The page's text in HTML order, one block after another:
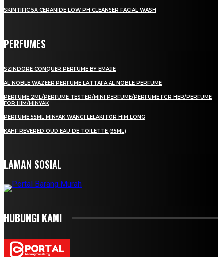
SKINTIFIC 5X CERAMIDE LOW PH CLEANSER FACIAL WASH
PERFUMES
SZINDORE CONQUER PERFUME BY EMAJIE
AL NOBLE WAZEER PERFUME LATTAFA AL NOBLE PERFUME
PERFUME 2ML/PERFUME TESTER/MINI PERFUME/PERFUME FOR HER/PERFUME
FOR HIM/MINYAK
PERFUME 55ML MINYAK WANGI LELAKI FOR HIM LONG
KAHF REVERED OUD EAU DE TOILETTE (35ML)
LAMAN SOSIAL
HUBUNGI KAMI